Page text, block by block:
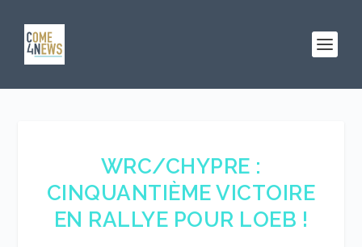
WRC/CHYPRE :
CINQUANTIÈME VICTOIRE
EN RALLYE POUR LOEB !